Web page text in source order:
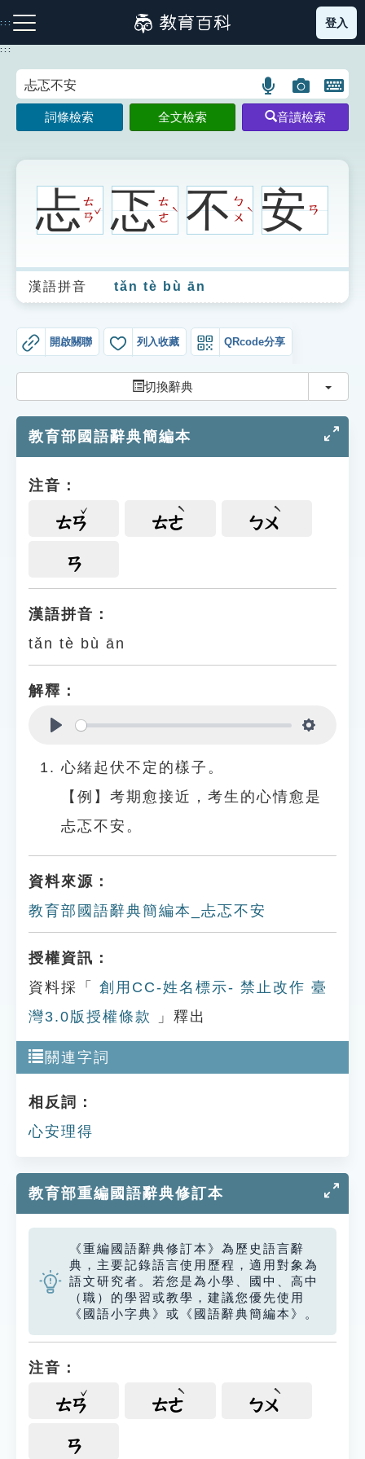
到
主
:::
注音索引圖示 筆畫索引圖示 部首索引表圖示
生字詞彙表
成語故事
索引選單
單字索引
遊戲專區
教學應用
貓頭鷹博士
登入
:::
語
言
搜
示
圖
片
搜
示
開
鍵
圖
詞條檢索 全文檢索 音讀檢索
忐ㄊ
ㄢ
ˇ忑ㄊ
ㄜ
ˋ 不ㄅ
ㄨ
ˋ 安ㄢ
漢語拼音 tǎn tè bù ān
開啟關聯 列入收藏 QRcode分享
切換辭典 切換
教育部國語辭典簡編本
注音：
ㄊㄢ ㄊㄜ ㄅㄨ
ㄢ
漢語拼音：
tǎn tè bù ān
解釋：
心緒起伏不定的樣子。
【例】考期愈接近，考生的心情愈是
忐忑不安。
資料來源：
教育部國語辭典簡編本_忐忑不安
授權資訊：
資料採「
創用CC-姓名標示- 禁止改作 臺
灣3.0版授權條款
」釋出
關連字詞
相反詞：
心安理得
教育部重編國語辭典修訂本
《重編國語辭典修訂本》為歷史語言辭
典，主要記錄語言使用歷程，適用對象為
語文研究者。若您是為小學、國中、高中
（職）的學習或教學，建議您優先使用
《國語小字典》或《國語辭典簡編本》。
注音：
ㄊㄢ ㄊㄜ ㄅㄨ
ㄢ